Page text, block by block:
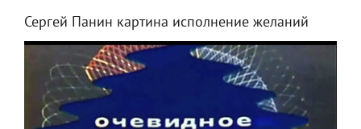
Сергей Панин картина исполнение желаний